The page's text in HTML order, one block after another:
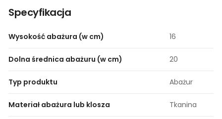
Specyfikacja
Wysokość abażura (w cm) 16
Dolna średnica abażuru (w cm) 20
Typ produktu Abażur
Materiał abażura lub klosza Tkanina